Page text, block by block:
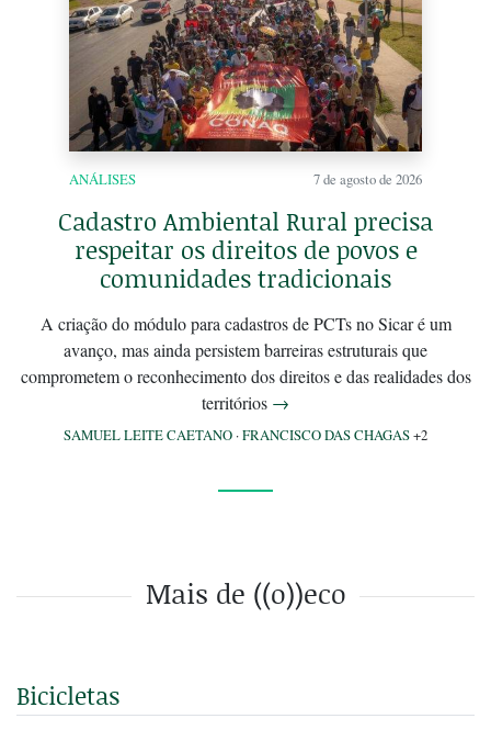
ANÁLISES 7 de agosto de 2026
Cadastro Ambiental Rural precisa
respeitar os direitos de povos e
comunidades tradicionais
A criação do módulo para cadastros de PCTs no Sicar é um
avanço, mas ainda persistem barreiras estruturais que
comprometem o reconhecimento dos direitos e das realidades dos
territórios →
SAMUEL LEITE CAETANO ·FRANCISCO DAS CHAGAS+2
Mais de ((o))eco
Bicicletas